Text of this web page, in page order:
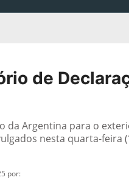
de
Argentina para o
nesta quarta-feira
por: